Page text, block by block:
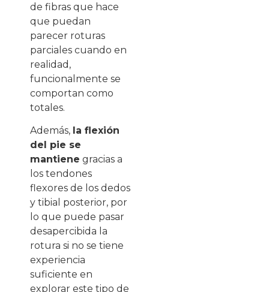
de fibras que hace
que puedan
parecer roturas
parciales cuando en
realidad,
funcionalmente se
comportan como
totales.
Además, la flexión
del pie se
mantiene gracias a
los tendones
flexores de los dedos
y tibial posterior, por
lo que puede pasar
desapercibida la
rotura si no se tiene
experiencia
suficiente en
explorar este tipo de